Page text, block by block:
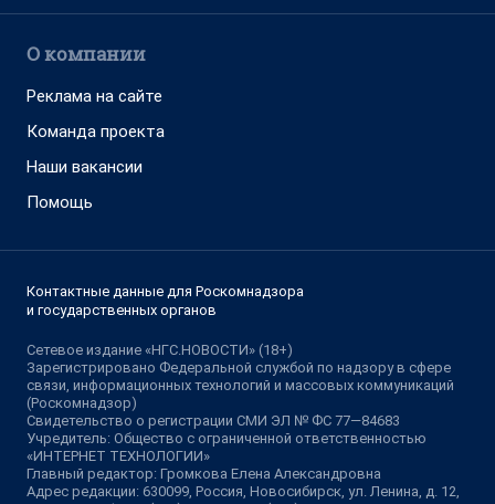
О компании
Реклама на сайте
Команда проекта
Наши вакансии
Помощь
Контактные данные для Роскомнадзора
и государственных органов
Сетевое издание «НГС.НОВОСТИ» (18+)
Зарегистрировано Федеральной службой по надзору в сфере
связи, информационных технологий и массовых коммуникаций
(Роскомнадзор)
Свидетельство о регистрации СМИ ЭЛ № ФС 77—84683
Учредитель: Общество с ограниченной ответственностью
«ИНТЕРНЕТ ТЕХНОЛОГИИ»
Главный редактор: Громкова Елена Александровна
Адрес редакции: 630099, Россия, Новосибирск, ул. Ленина, д. 12,